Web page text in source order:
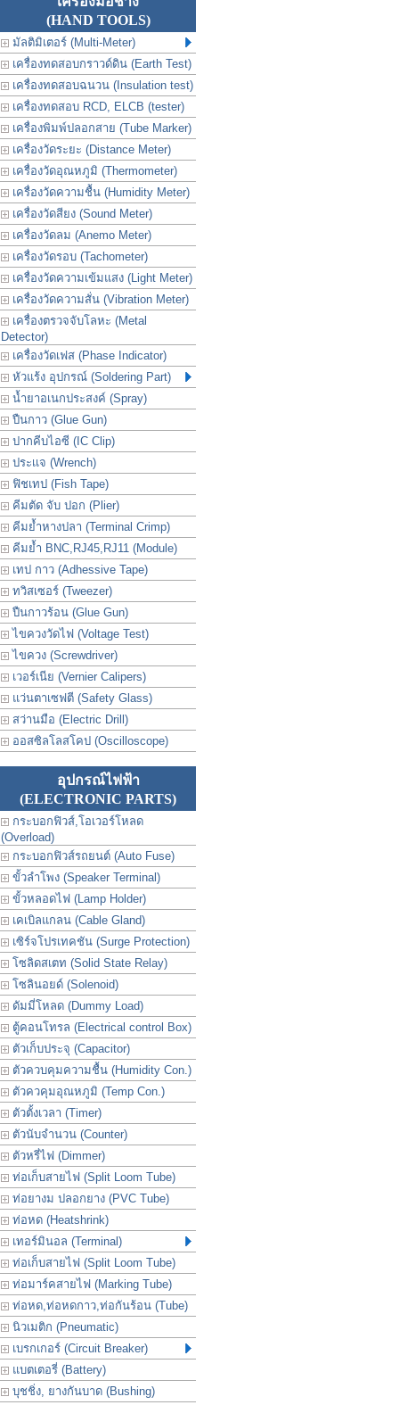
(HAND TOOLS)
มัลติมิเตอร์ (Multi-Meter)
เครื่องทดสอบกราวด์ดิน (Earth Test)
เครื่องทดสอบฉนวน (Insulation test)
เครื่องทดสอบ RCD, ELCB (tester)
เครื่องพิมพ์ปลอกสาย (Tube Marker)
เครื่องวัดระยะ (Distance Meter)
เครื่องวัดอุณหภูมิ (Thermometer)
เครื่องวัดความชื้น (Humidity Meter)
เครื่องวัดสียง (Sound Meter)
เครื่องวัดลม (Anemo Meter)
เครื่องวัดรอบ (Tachometer)
เครื่องวัดความเข้มแสง (Light Meter)
เครื่องวัดความสั่น (Vibration Meter)
เครื่องตรวจจับโลหะ (Metal
Detector)
เครื่องวัดเฟส (Phase Indicator)
หัวแร้ง อุปกรณ์ (Soldering Part)
น้ำยาอเนกประสงค์ (Spray)
ปืนกาว (Glue Gun)
ปากคีบไอซี (IC Clip)
ประเเจ (Wrench)
ฟิชเทป (Fish Tape)
คีมตัด จับ ปอก (Plier)
คีมย้ำหางปลา (Terminal Crimp)
คีมย้ำ BNC,RJ45,RJ11 (Module)
เทป กาว (Adhessive Tape)
ทวิสเซอร์ (Tweezer)
ปืนกาวร้อน (Glue Gun)
ไขควงวัดไฟ (Voltage Test)
ไขควง (Screwdriver)
เวอร์เนีย (Vernier Calipers)
แว่นตาเซฟตี (Safety Glass)
สว่านมือ (Electric Drill)
ออสซิลโลสโคป (Oscilloscope)
อุปกรณ์ไฟฟ้า
(ELECTRONIC PARTS)
กระบอกฟิวส์,โอเวอร์โหลด
(Overload)
กระบอกฟิวส์รถยนต์ (Auto Fuse)
ขั้วลำโพง (Speaker Terminal)
ขั้วหลอดไฟ (Lamp Holder)
เคเบิลแกลน (Cable Gland)
เซิร์จโปรเทคชัน (Surge Protection)
โซลิดสเตท (Solid State Relay)
โซลินอยด์ (Solenoid)
ดัมมี่โหลด (Dummy Load)
ตู้คอนโทรล (Electrical control Box)
ตัวเก็บประจุ (Capacitor)
ตัวควบคุมความชื้น (Humidity Con.)
ตัวควคุมอุณหภูมิ (Temp Con.)
ตัวตั้งเวลา (Timer)
ตัวนับจำนวน (Counter)
ตัวหรี่ไฟ (Dimmer)
ท่อเก็บสายไฟ (Split Loom Tube)
ท่อยางม ปลอกยาง (PVC Tube)
ท่อหด (Heatshrink)
เทอร์มินอล (Terminal)
ท่อเก็บสายไฟ (Split Loom Tube)
ท่อมาร์คสายไฟ (Marking Tube)
ท่อหด,ท่อหดกาว,ท่อกันร้อน (Tube)
นิวเมติก (Pneumatic)
เบรกเกอร์ (Circuit Breaker)
แบตเตอรี่ (Battery)
บุชชิ่ง, ยางกันบาด (Bushing)